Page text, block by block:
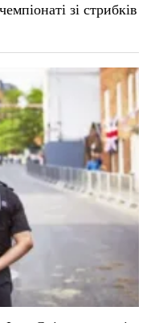
зі стрибків